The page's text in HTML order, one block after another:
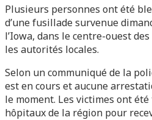
Plusieurs personnes ont été
d’une fusillade survenue
l’Iowa, dans le centre-ouest
les autorités locales.
Selon un communiqué de la
est en cours et aucune
le moment. Les victimes ont
hôpitaux de la région pour